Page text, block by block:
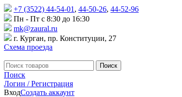
+7 (3522) 44-54-01 , 44-50-26, 44-52-96
Пн - Пт с 8:30 до 16:30
mk@zaural.ru
г. Курган, пр. Конституции, 27
Схема проезда
Поиск
Поиск
Логин / Регистрация
ВходСоздать аккаунт